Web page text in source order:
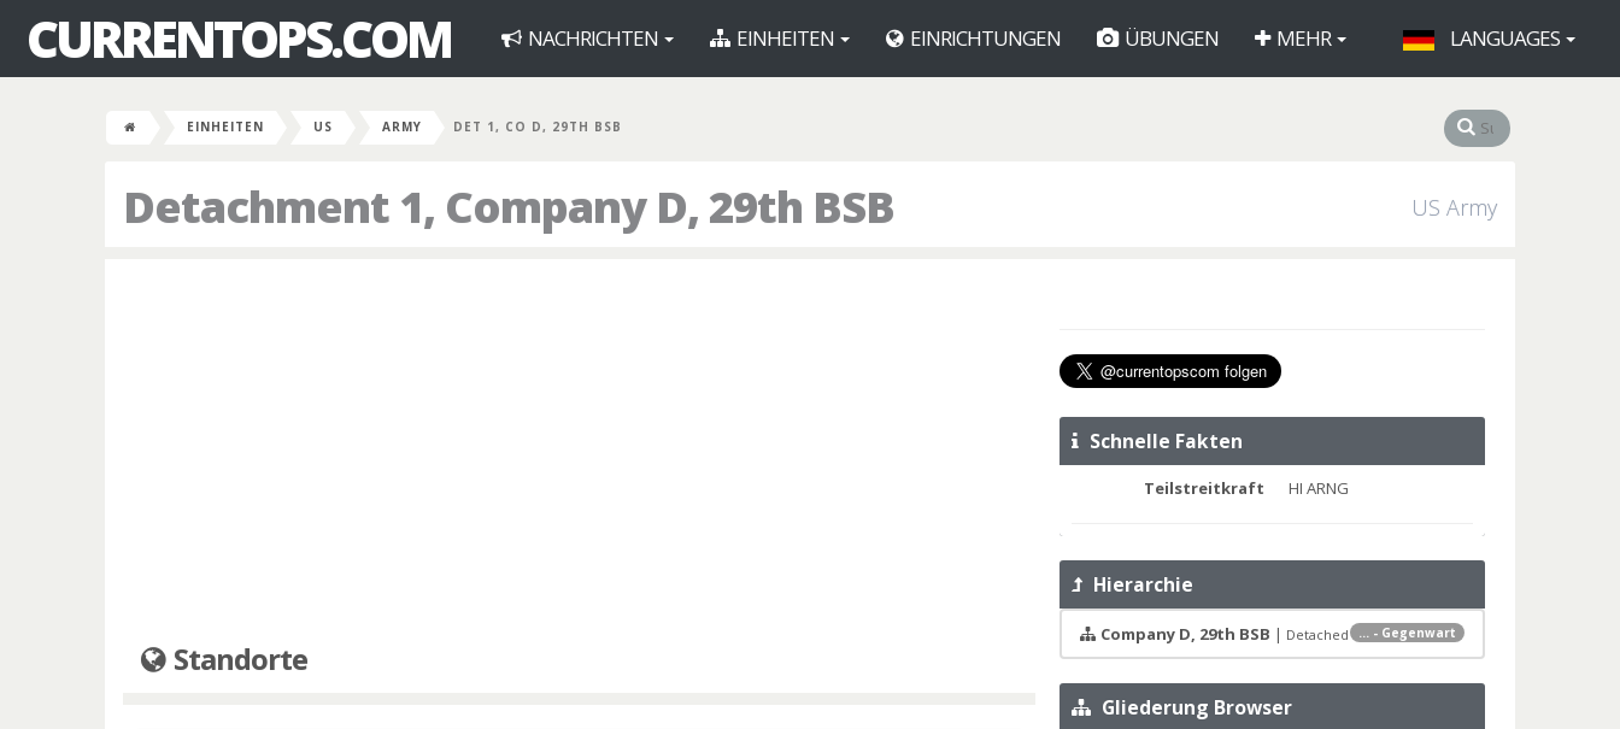
CURRENTOPS.COM NACHRICHTEN EINHEITEN EINRICHTUNGEN ÜBUNGEN MEHR LANGUAGES
EINHEITEN US ARMY DET 1, CO D, 29TH BSB
Detachment 1, Company D, 29th BSB US Army
Standorte
Schnelle Fakten
Teilstreitkraft HI ARNG
Hierarchie
... - Gegenwart
Company D, 29th BSB | Detached
Gliederung Browser